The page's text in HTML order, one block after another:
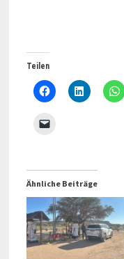
Teilen
Ähnliche Beiträge